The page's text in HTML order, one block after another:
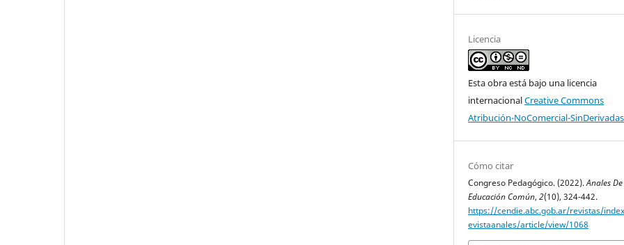
Licencia
Esta obra está bajo una licencia
internacionalCreative Commons
Atribución-NoComercial-
Cómo citar
Congreso Pedagógico. (2022).Anales
Educación Común, 2(10), 324-442.
https://cendie.abc.gob.ar/revistas/
evistaanales/article/view/1068